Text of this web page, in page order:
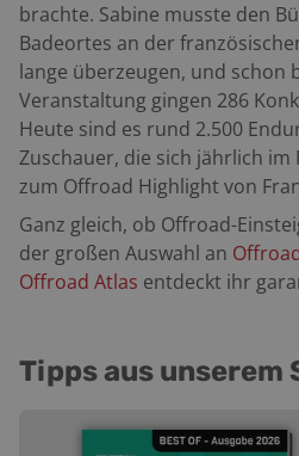
brachte. Sabine musste den
Badeortes an der
lange überzeugen, und schon
Veranstaltung gingen 286
Heute sind es rund 2.500
Zuschauer, die sich jährlich im
zum Offroad Highlight von
Ganz gleich, ob Offroad-
der großen Auswahl an
Offroad Atlas entdeckt ihr
Tipps aus unserem